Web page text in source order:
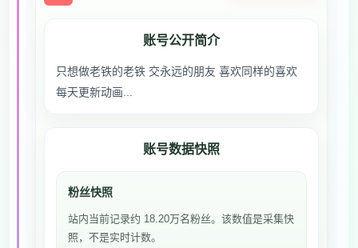
账号公开简介
只想做老铁的老铁 交永远的朋友 喜欢同样的喜欢
每天更新动画...
账号数据快照
粉丝快照
站内当前记录约 18.20万名粉丝。该数值是采集快
照，不是实时计数。